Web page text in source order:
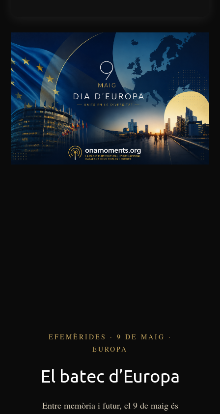
EFEMÈRIDES · 9 DE MAIG ·
EUROPA
El batec d’Europa
Entre memòria i futur, el 9 de maig és